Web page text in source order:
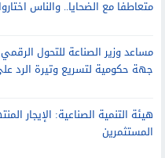
محمد علي خير عن مستريحي
متعاطفا مع الضحايا.. والناس
جهة حكومية لتسريع وتيرة الرد